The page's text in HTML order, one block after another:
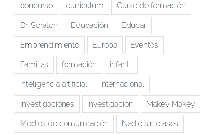
concurso curriculum Curso de formación
Dr. Scratch Educación Educar
Emprendimiento Europa Eventos
Familias formación infantil
inteligencia artificial internacional
Investigaciones investigación Makey Makey
Medios de comunicación Nadie sin clases